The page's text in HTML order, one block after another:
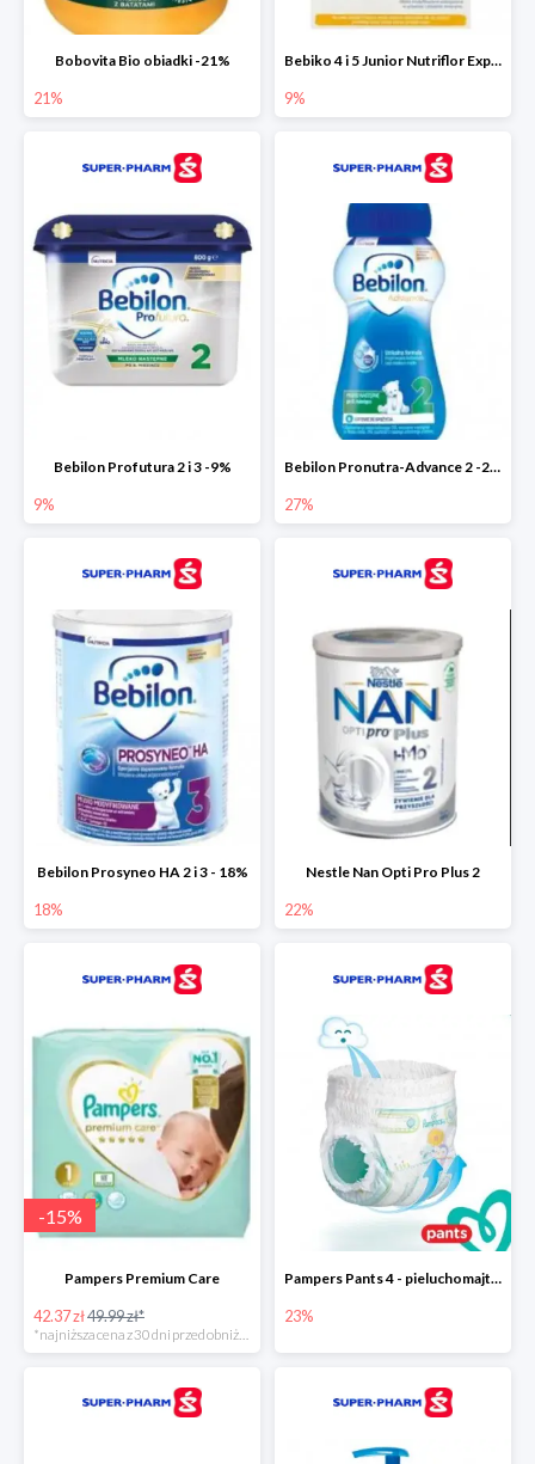
Bobovita Bio obiadki -21%
21%
Bebiko 4 i 5 Junior Nutriflor Expert -9%
9%
Bebilon Profutura 2 i 3 -9%
9%
Bebilon Pronutra-Advance 2 -27%
27%
Bebilon Prosyneo HA 2 i 3 - 18%
18%
Nestle Nan Opti Pro Plus 2
22%
-15%
Pampers Premium Care
42.37 zł49.99 zł*
Pampers Pants 4 - pieluchomajtki dla dzieci (9-15kg)
23%